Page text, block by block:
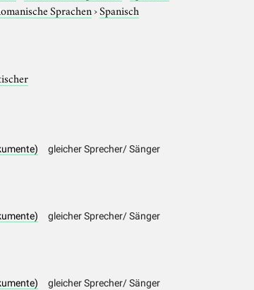
Sprachen›Spanisch
gleicher Sprecher/ Sänger
gleicher Sprecher/ Sänger
gleicher Sprecher/ Sänger